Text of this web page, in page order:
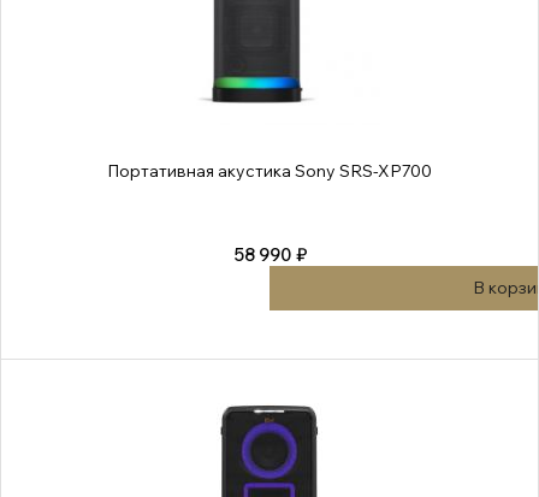
Портативная акустика Sony SRS-XP700
58 990 ₽
В